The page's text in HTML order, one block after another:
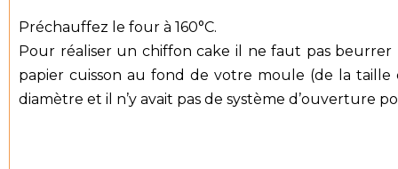
Préchauffez le four à 160°C.
Pour réaliser un chiffon cake il ne faut pas beurrer
papier cuisson au fond de votre moule (de la
diamètre et il n’y avait pas de système d’ouverture